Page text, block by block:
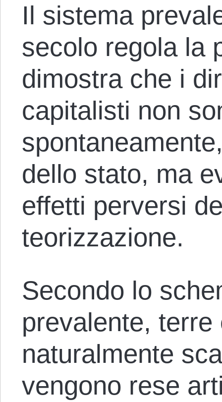
Il sistema
secolo regola la
dimostra che i
capitalisti non
dello stato, ma
effetti perversi
teorizzazione.
Secondo lo
prevalente,
naturalmente
vengono rese